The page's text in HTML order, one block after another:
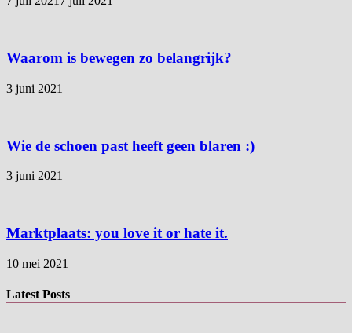
Waarom is bewegen zo belangrijk?
3 juni 2021
Wie de schoen past heeft geen blaren :)
3 juni 2021
Marktplaats: you love it or hate it.
10 mei 2021
Latest Posts